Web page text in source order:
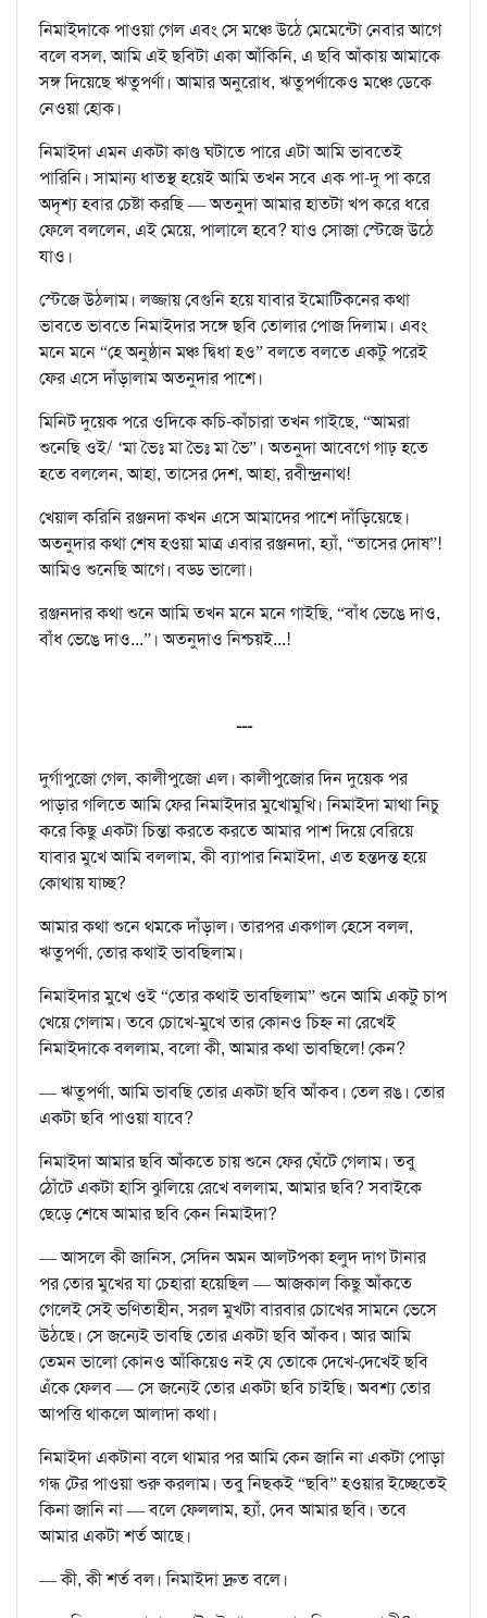
নিমাইদাকে পাওয়া গেল এবং সে মঞ্চে উঠে মেমেন্টো নেবার আগে
বলে বসল, আমি এই ছবিটা একা আঁকিনি, এ ছবি আঁকায় আমাকে
সঙ্গ দিয়েছে ঋতুপর্ণা। আমার অনুরোধ, ঋতুপর্ণাকেও মঞ্চে ডেকে
নেওয়া হোক।
নিমাইদা এমন একটা কাণ্ড ঘটাতে পারে এটা আমি ভাবতেই
পারিনি। সামান্য ধাতস্থ হয়েই আমি তখন সবে এক পা-দু পা করে
অদৃশ্য হবার চেষ্টা করছি — অতনুদা আমার হাতটা খপ করে ধরে
ফেলে বললেন, এই মেয়ে, পালালে হবে? যাও সোজা স্টেজে উঠে
যাও।
স্টেজে উঠলাম। লজ্জায় বেগুনি হয়ে যাবার ইমোটিকনের কথা
ভাবতে ভাবতে নিমাইদার সঙ্গে ছবি তোলার পোজ দিলাম। এবং
মনে মনে “হে অনুষ্ঠান মঞ্চ দ্বিধা হও” বলতে বলতে একটু পরেই
ফের এসে দাঁড়ালাম অতনুদার পাশে।
মিনিট দুয়েক পরে ওদিকে কচি-কাঁচারা তখন গাইছে, “আমরা
শুনেছি ওই/ ‘মা ভৈঃ মা ভৈঃ মা ভৈ”। অতনুদা আবেগে গাঢ় হতে
হতে বললেন, আহা, তাসের দেশ, আহা, রবীন্দ্রনাথ!
খেয়াল করিনি রঞ্জনদা কখন এসে আমাদের পাশে দাঁড়িয়েছে।
অতনুদার কথা শেষ হওয়া মাত্র এবার রঞ্জনদা, হ্যাঁ, “তাসের দোষ”!
আমিও শুনেছি আগে। বড্ড ভালো।
রঞ্জনদার কথা শুনে আমি তখন মনে মনে গাইছি, “বাঁধ ভেঙে দাও,
বাঁধ ভেঙে দাও...”। অতনুদাও নিশ্চয়ই...!
---
দুর্গাপুজো গেল, কালীপুজো এল। কালীপুজোর দিন দুয়েক পর
পাড়ার গলিতে আমি ফের নিমাইদার মুখোমুখি। নিমাইদা মাথা নিচু
করে কিছু একটা চিন্তা করতে করতে আমার পাশ দিয়ে বেরিয়ে
যাবার মুখে আমি বললাম, কী ব্যাপার নিমাইদা, এত হন্তদন্ত হয়ে
কোথায় যাচ্ছ?
আমার কথা শুনে থমকে দাঁড়াল। তারপর একগাল হেসে বলল,
ঋতুপর্ণা, তোর কথাই ভাবছিলাম।
নিমাইদার মুখে ওই “তোর কথাই ভাবছিলাম” শুনে আমি একটু চাপ
খেয়ে গেলাম। তবে চোখে-মুখে তার কোনও চিহ্ন না রেখেই
নিমাইদাকে বললাম, বলো কী, আমার কথা ভাবছিলে! কেন?
— ঋতুপর্ণা, আমি ভাবছি তোর একটা ছবি আঁকব। তেল রঙ। তোর
একটা ছবি পাওয়া যাবে?
নিমাইদা আমার ছবি আঁকতে চায় শুনে ফের ঘেঁটে গেলাম। তবু
ঠোঁটে একটা হাসি ঝুলিয়ে রেখে বললাম, আমার ছবি? সবাইকে
ছেড়ে শেষে আমার ছবি কেন নিমাইদা?
— আসলে কী জানিস, সেদিন অমন আলটপকা হলুদ দাগ টানার
পর তোর মুখের যা চেহারা হয়েছিল — আজকাল কিছু আঁকতে
গেলেই সেই ভণিতাহীন, সরল মুখটা বারবার চোখের সামনে ভেসে
উঠছে। সে জন্যেই ভাবছি তোর একটা ছবি আঁকব। আর আমি
তেমন ভালো কোনও আঁকিয়েও নই যে তোকে দেখে-দেখেই ছবি
এঁকে ফেলব — সে জন্যেই তোর একটা ছবি চাইছি। অবশ্য তোর
আপত্তি থাকলে আলাদা কথা।
নিমাইদা একটানা বলে থামার পর আমি কেন জানি না একটা পোড়া
গন্ধ টের পাওয়া শুরু করলাম। তবু নিছকই “ছবি” হওয়ার ইচ্ছেতেই
কিনা জানি না — বলে ফেললাম, হ্যাঁ, দেব আমার ছবি। তবে
আমার একটা শর্ত আছে।
— কী, কী শর্ত বল। নিমাইদা দ্রুত বলে।